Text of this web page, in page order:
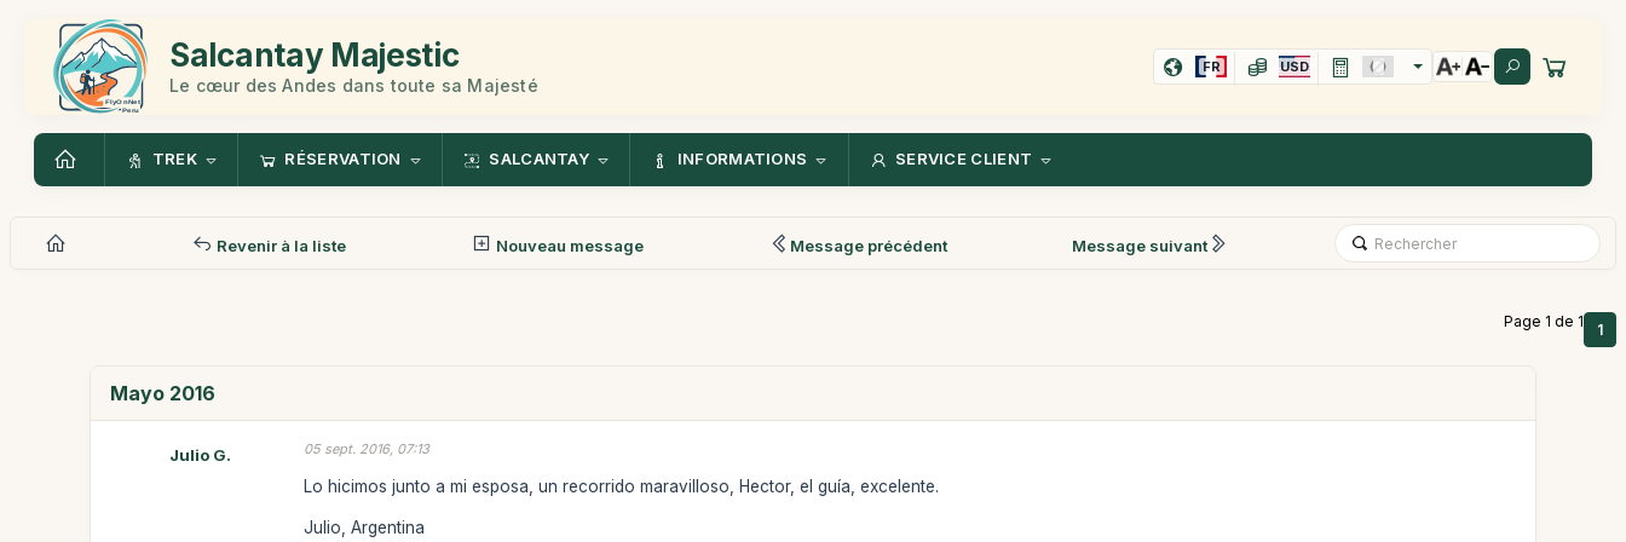
Salcantay Majestic
Le cœur des Andes dans toute sa Majesté
FR USD
TREK RÉSERVATION SALCANTAY INFORMATIONS SERVICE CLIENT
Revenir à la liste Nouveau message Message précédent Message suivant
Page 1 de 1 1
Mayo 2016
Julio G. 05 sept. 2016, 07:13
Lo hicimos junto a mi esposa, un recorrido maravilloso, Hector, el guía, excelente.
Julio, Argentina